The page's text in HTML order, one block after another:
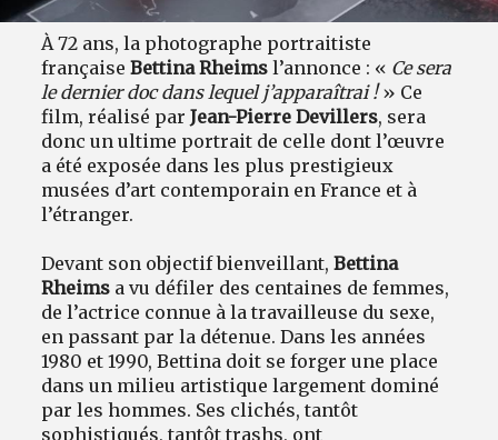
À 72 ans, la photographe portraitiste
françaiseBettina Rheims l’annonce : « Ce sera
le dernier doc dans lequel j’apparaîtrai !» Ce
film, réalisé parJean-Pierre Devillers, sera
donc un ultime portrait de celle dont l’œuvre
a été exposée dans les plus prestigieux
musées d’art contemporain en France et à
l’étranger.
Devant son objectif bienveillant,Bettina
Rheims a vu défiler des centaines de femmes,
de l’actrice connue à la travailleuse du sexe,
en passant par la détenue. Dans les années
1980 et 1990, Bettina doit se forger une place
dans un milieu artistique largement dominé
par les hommes. Ses clichés, tantôt
sophistiqués, tantôt trashs, ont